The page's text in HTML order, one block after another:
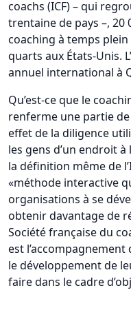
coachs (ICF) – qui
trentaine de pays –,
coaching à temps
quarts aux États-Unis.
annuel international à
Qu’est-ce que le
renferme une partie
effet de la diligence
les gens d’un endroit
la définition même de
«méthode interactive
organisations à se
obtenir davantage de
Société française du
est
le développement de
faire dans le cadre